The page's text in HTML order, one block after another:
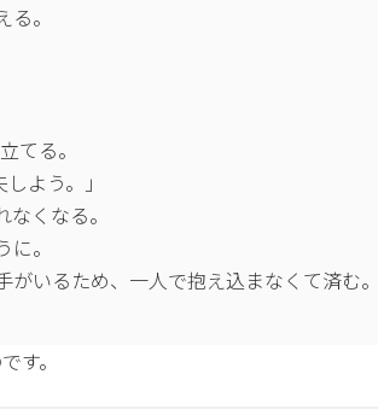
。
てる。
よう。」
くなる。
。
いるため、一人で抱え込まなくて済む。
す。